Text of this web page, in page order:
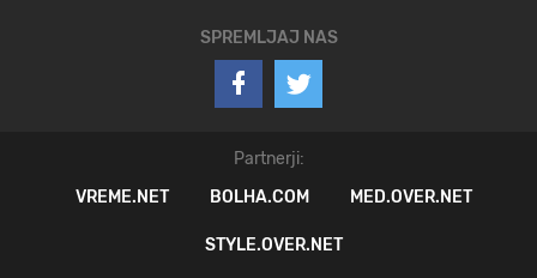
SPREMLJAJ NAS
Partnerji:
VREME.NET
BOLHA.COM MED.OVER.NET
STYLE.OVER.NET